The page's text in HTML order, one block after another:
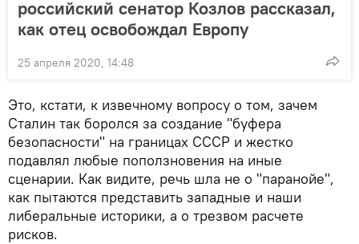
российский сенатор Козлов рассказал,
как отец освобождал Европу
25 апреля 2020, 14:48
Это, кстати, к извечному вопросу о том, зачем
Сталин так боролся за создание "буфера
безопасности" на границах СССР и жестко
подавлял любые поползновения на иные
сценарии. Как видите, речь шла не о "паранойе",
как пытаются представить западные и наши
либеральные историки, а о трезвом расчете
рисков.